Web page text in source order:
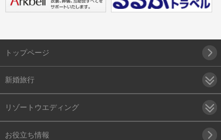
トップページ
新婚旅行
リゾートウエディング
お役立ち情報